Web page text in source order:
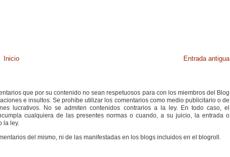
Entrada antigua
Inicio
que por su contenido no sean respetuosos para con los miembros del Blog
e insultos. Se prohibe utilizar los comentarios como medio publicitario o de
lucrativos. No se admiten contenidos contrarios a la ley. En todo caso, el
cualquiera de las presentes normas o cuando, a su juicio, la entrada o
la ley.
del mismo, ni de las manifestadas en los blogs incluidos en el blogroll.